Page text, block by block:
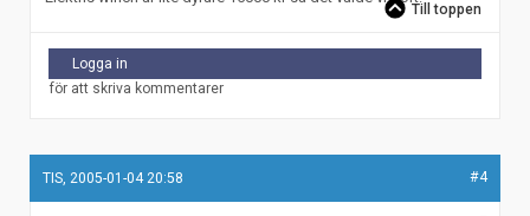
Till toppen
Logga in
för att skriva kommentarer
TIS, 2005-01-04 20:58 #4